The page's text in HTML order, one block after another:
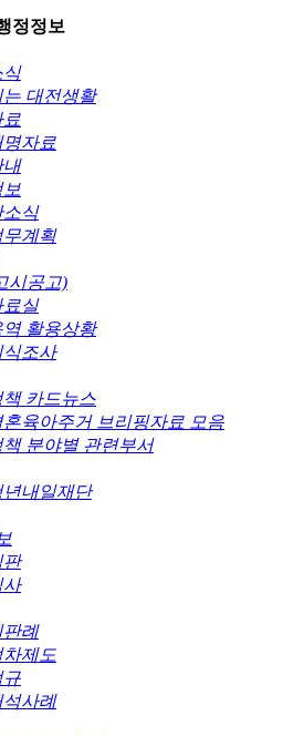
정정보
식
는 대전생활
료
명자료
내
보
소식
무계획
시공고)
료실
역 활용상황
조사
책 카드뉴스
혼육아주거 브리핑자료 모음
책 분야별 관련부서
년내일재단
판
사
판례
차제도
규
석사례